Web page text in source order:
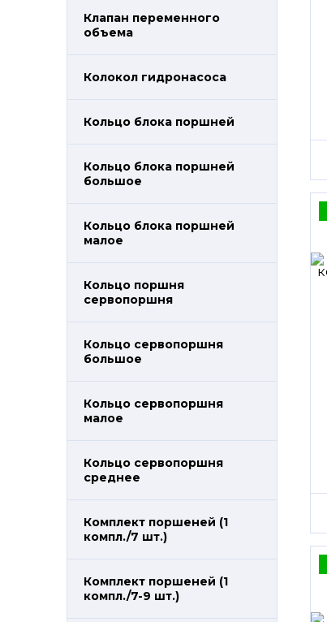
Клапан переменного
объема
Колокол гидронасоса
Кольцо блока поршней
Кольцо блока поршней
большое
Кольцо блока поршней
малое
Кольцо поршня
сервопоршня
Кольцо сервопоршня
большое
Кольцо сервопоршня
малое
Кольцо сервопоршня
среднее
Комплект поршеней (1
компл./7 шт.)
Комплект поршеней (1
компл./7-9 шт.)